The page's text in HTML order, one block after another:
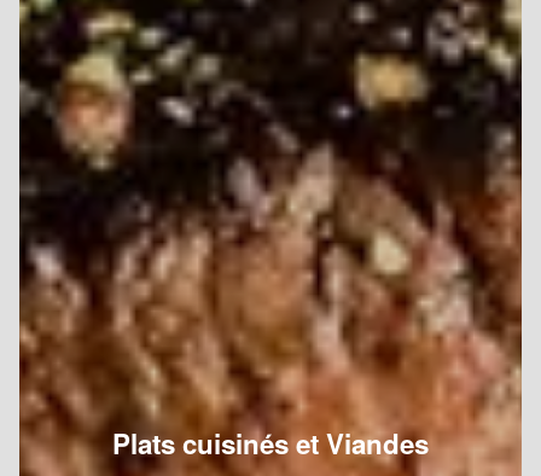
Plats cuisinés et Viandes